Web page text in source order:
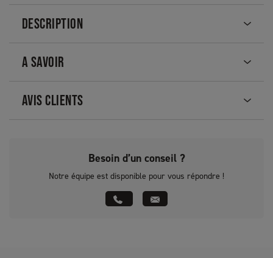
DESCRIPTION
A SAVOIR
AVIS CLIENTS
Besoin d’un conseil ?
Notre équipe est disponible pour vous répondre !